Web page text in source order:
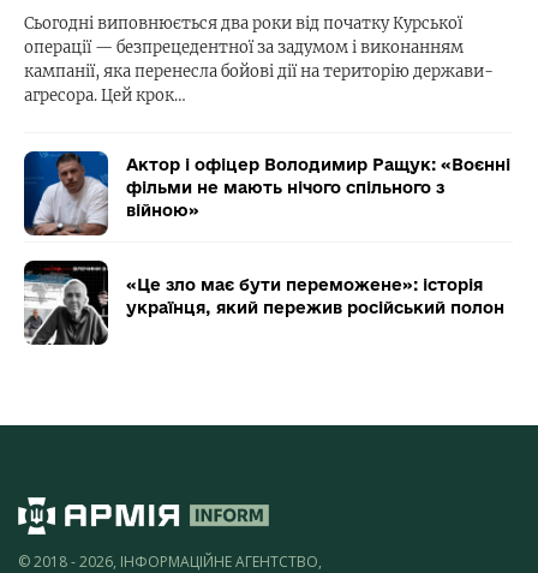
Сьогодні виповнюється два роки від початку Курської
операції — безпрецедентної за задумом і виконанням
кампанії, яка перенесла бойові дії на територію держави-
агресора. Цей крок…
Актор і офіцер Володимир Ращук: «Воєнні
фільми не мають нічого спільного з
війною»
«Це зло має бути переможене»: історія
українця, який пережив російський полон
© 2018 - 2026, ІНФОРМАЦІЙНЕ АГЕНТСТВО,